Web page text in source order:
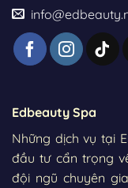
Edbeauty Spa
Những dịch vụ tại
đầu tư cẩn trọng
đội ngũ chuyên